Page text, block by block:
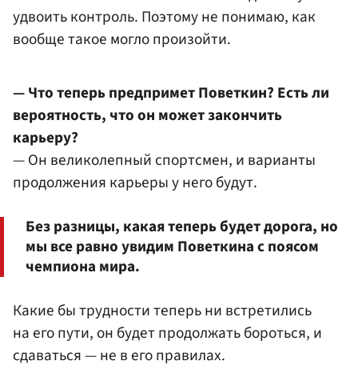
удвоить контроль. Поэтому не понимаю, как
вообще такое могло произойти.
— Что теперь предпримет Поветкин? Есть ли
вероятность, что он может закончить
карьеру?
— Он великолепный спортсмен, и варианты
продолжения карьеры у него будут.
Без разницы, какая теперь будет дорога, но
мы все равно увидим Поветкина с поясом
чемпиона мира.
Какие бы трудности теперь ни встретились
на его пути, он будет продолжать бороться, и
сдаваться — не в его правилах.